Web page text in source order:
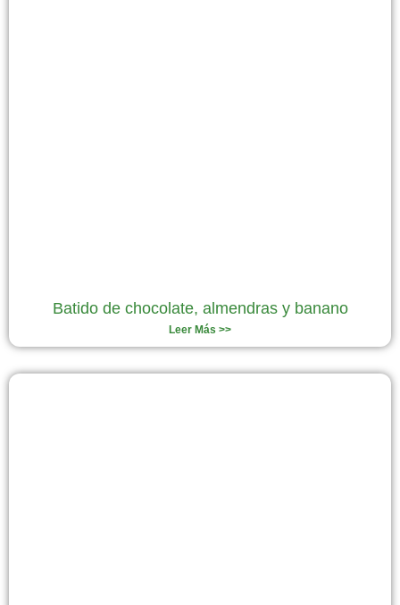
Batido de chocolate, almendras y banano
Leer Más >>